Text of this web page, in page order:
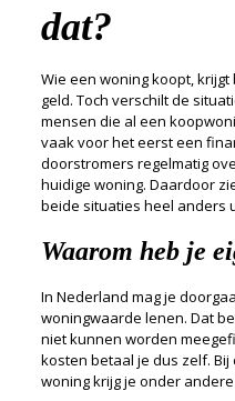
dat?
Wie een woning koopt,
geld. Toch verschilt de
mensen die al een
vaak voor het eerst een
doorstromers regelmatig
huidige woning. Daardoor
beide situaties heel anders
Waarom heb je
In Nederland mag je
woningwaarde lenen. Dat
niet kunnen worden
kosten betaal je dus zelf.
woning krijg je onder